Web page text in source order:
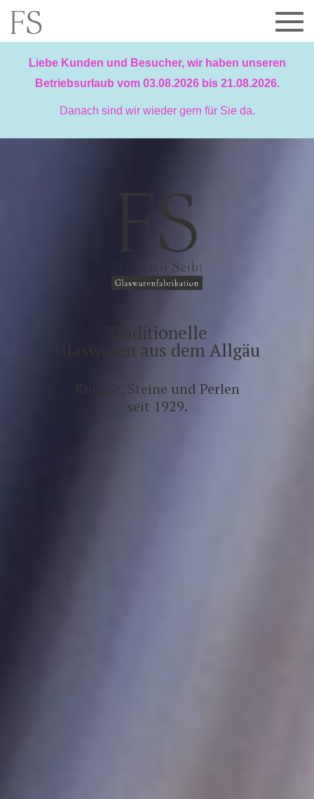
Liebe Kunden und Besucher, wir haben unseren
Betriebsurlaub vom 03.08.2026 bis 21.08.2026.
Danach sind wir wieder gern für Sie da.
Traditionelle
Glaswaren aus dem Allgäu
Knöpfe, Steine und Perlen
seit 1929.